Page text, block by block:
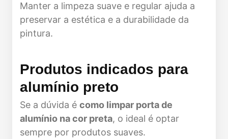
Manter a limpeza suave e regular ajuda a
preservar a estética e a durabilidade da
pintura.
Produtos indicados para
alumínio preto
Se a dúvida écomo limpar porta de
alumínio na cor preta, o ideal é optar
sempre por produtos suaves.